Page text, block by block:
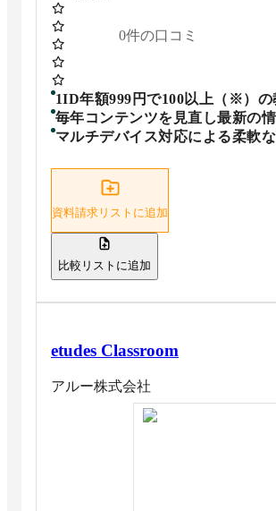
0件の口コミ
1ID年額999円で100以上（※）の
毎年コンテンツを見直し最新の
マルチデバイス対応による柔軟
資料請求リストに追加
比較リストに追加
etudes Classroom
アルー株式会社